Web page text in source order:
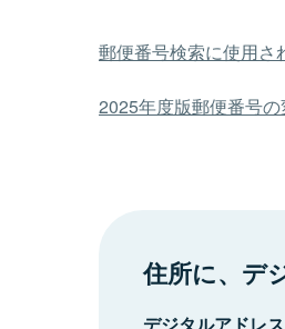
郵便番号検索に使用さ
2025年度版郵便番号
住所に、デ